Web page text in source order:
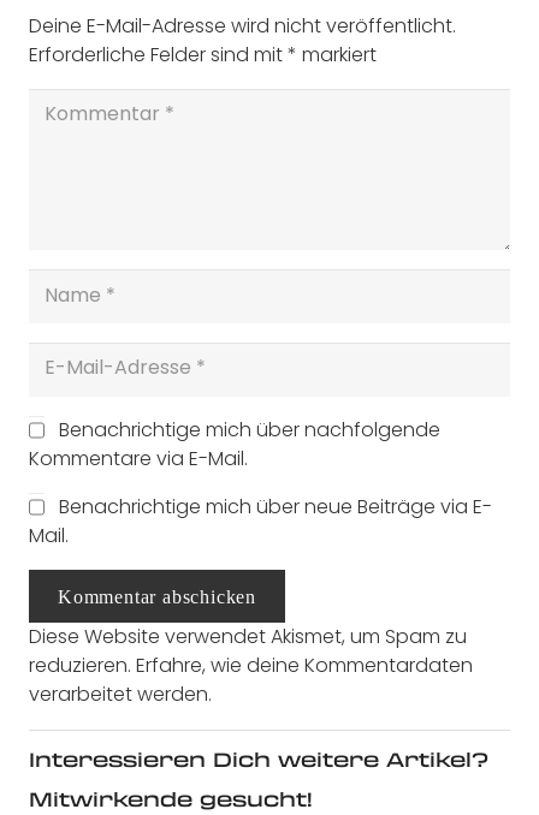
Deine E-Mail-Adresse wird nicht veröffentlicht.
Erforderliche Felder sind mit* markiert
Benachrichtige mich über nachfolgende
Kommentare via E-Mail.
Benachrichtige mich über neue Beiträge via E-
Mail.
Kommentar abschicken
Diese Website verwendet Akismet, um Spam zu
reduzieren. Erfahre, wie deine Kommentardaten
verarbeitet werden.
Interessieren Dich weitere Artikel?
Mitwirkende gesucht!